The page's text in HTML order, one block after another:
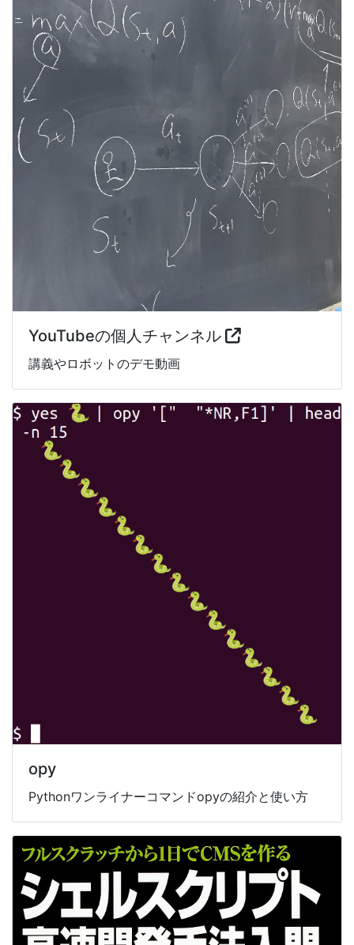
YouTubeの個人チャンネル
講義やロボットのデモ動画
opy
Pythonワンライナーコマンドopyの紹介と使い方